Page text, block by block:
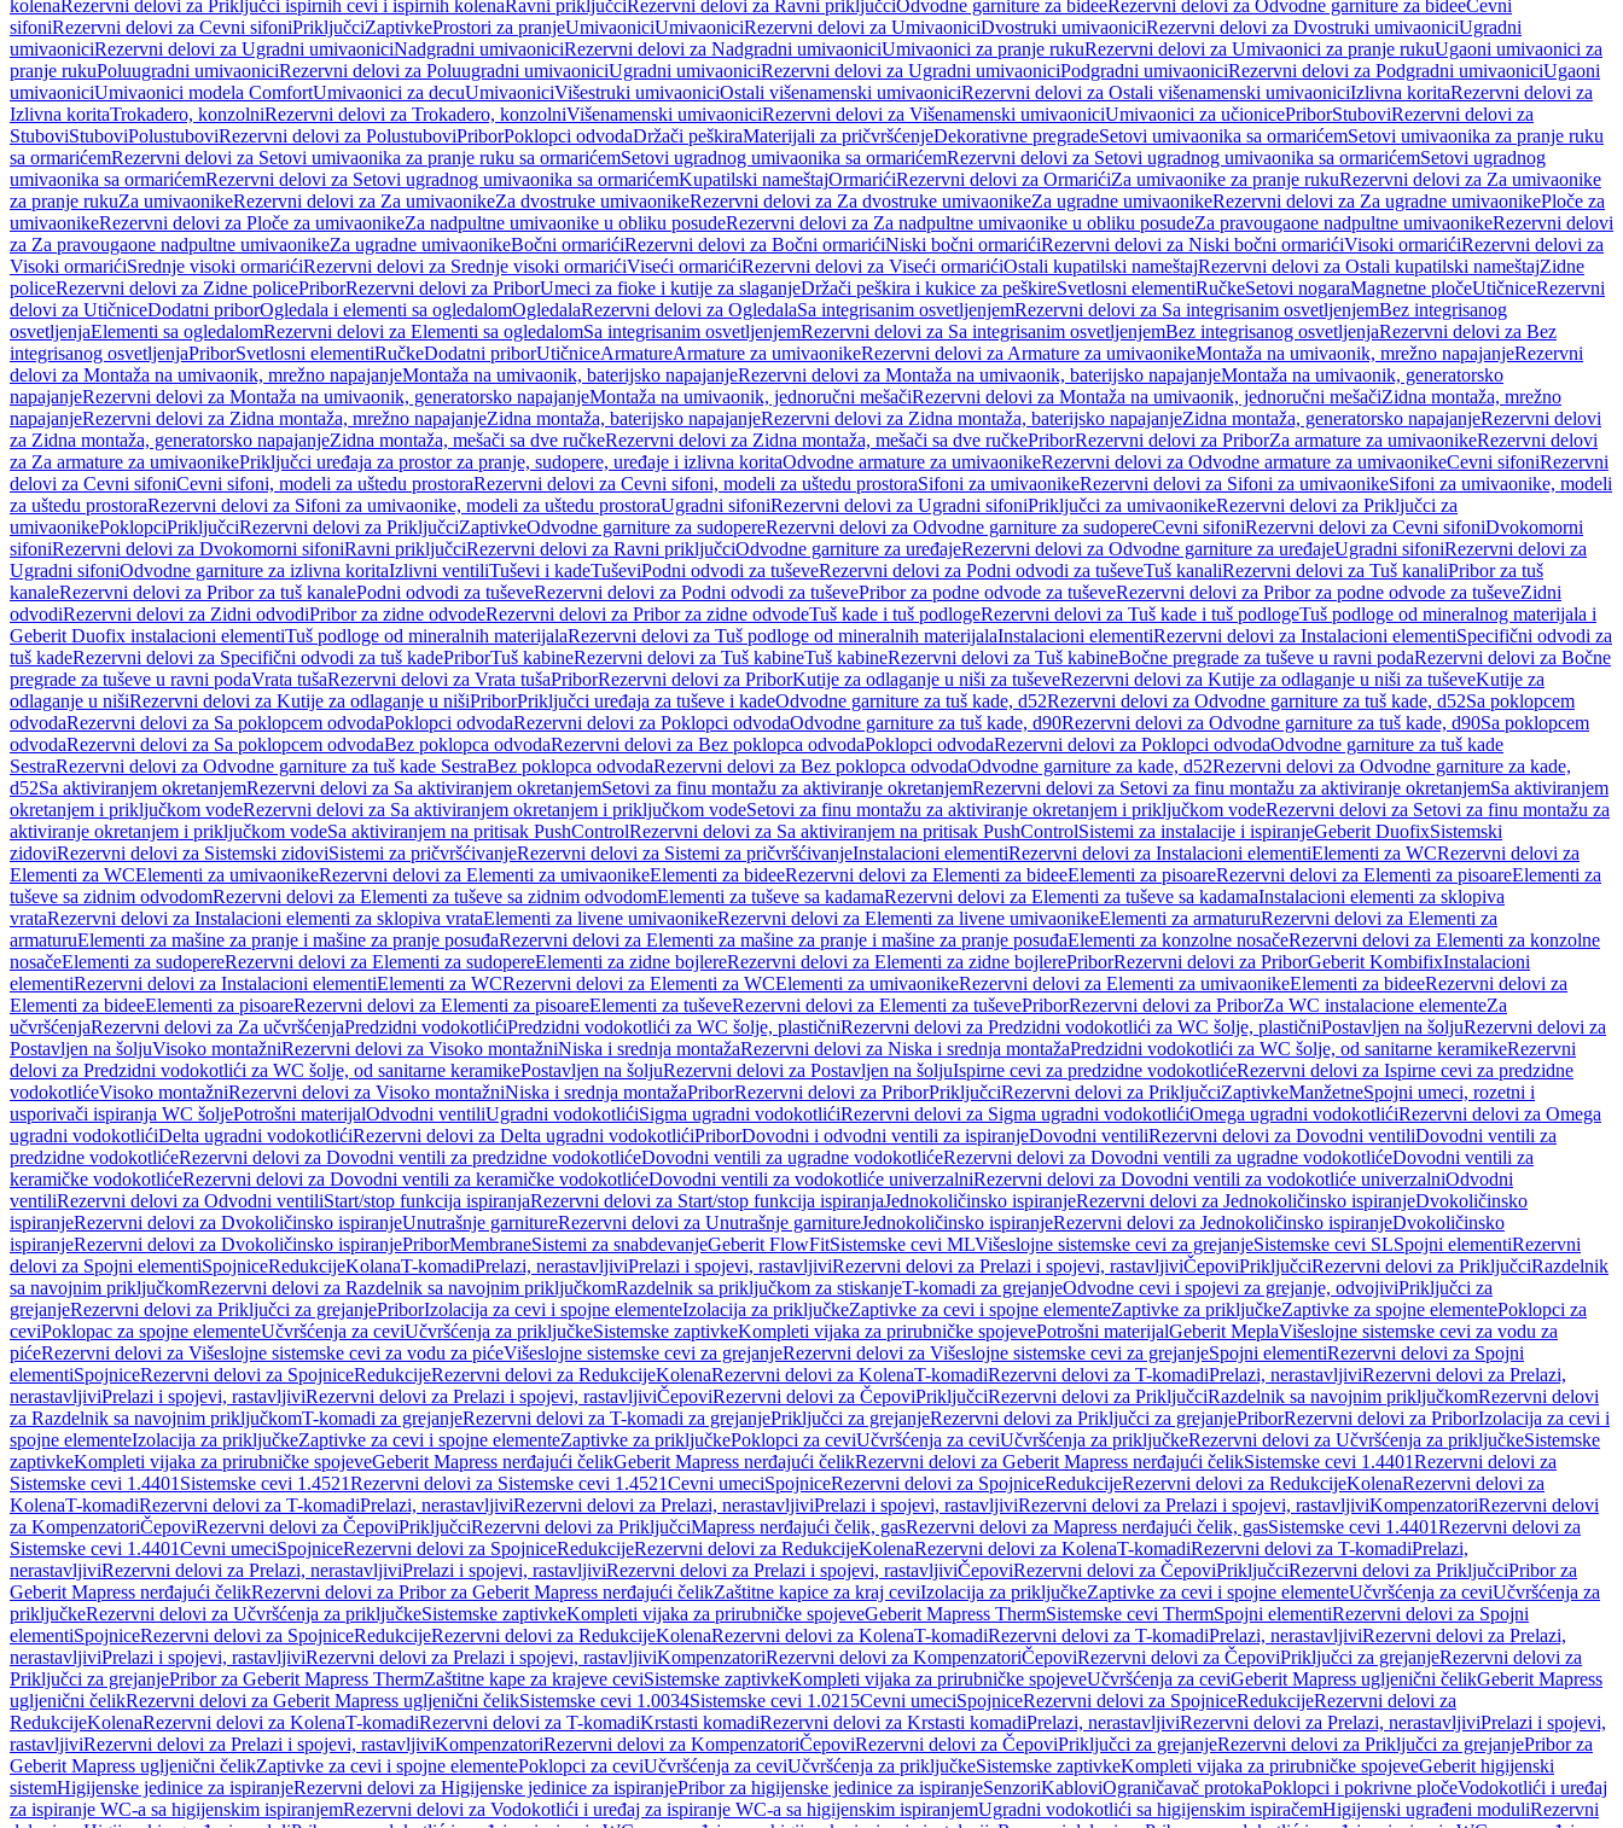
kolenaRezervni delovi za Priključci ispirnih cevi i ispirnih kolenaRavni priključciRezervni delovi za Ravni priključciOdvodne garniture za bideeRezervni delovi za Odvodne garniture za bideeCevni
sifoniRezervni delovi za Cevni sifoniPriključciZaptivkeProstori za pranjeUmivaoniciUmivaoniciRezervni delovi za UmivaoniciDvostruki umivaoniciRezervni delovi za Dvostruki umivaoniciUgradni
umivaoniciRezervni delovi za Ugradni umivaoniciNadgradni umivaoniciRezervni delovi za Nadgradni umivaoniciUmivaonici za pranje rukuRezervni delovi za Umivaonici za pranje rukuUgaoni umivaonici za
pranje rukuPoluugradni umivaoniciRezervni delovi za Poluugradni umivaoniciUgradni umivaoniciRezervni delovi za Ugradni umivaoniciPodgradni umivaoniciRezervni delovi za Podgradni umivaoniciUgaoni
umivaoniciUmivaonici modela ComfortUmivaonici za decuUmivaoniciVišestruki umivaoniciOstali višenamenski umivaoniciRezervni delovi za Ostali višenamenski umivaoniciIzlivna koritaRezervni delovi za
Izlivna koritaTrokadero, konzolniRezervni delovi za Trokadero, konzolniVišenamenski umivaoniciRezervni delovi za Višenamenski umivaoniciUmivaonici za učionicePriborStuboviRezervni delovi za
StuboviStuboviPolustuboviRezervni delovi za PolustuboviPriborPoklopci odvodaDržači peškiraMaterijali za pričvršćenjeDekorativne pregradeSetovi umivaonika sa ormarićemSetovi umivaonika za pranje ruku
sa ormarićemRezervni delovi za Setovi umivaonika za pranje ruku sa ormarićemSetovi ugradnog umivaonika sa ormarićemRezervni delovi za Setovi ugradnog umivaonika sa ormarićemSetovi ugradnog
umivaonika sa ormarićemRezervni delovi za Setovi ugradnog umivaonika sa ormarićemKupatilski nameštajOrmarićiRezervni delovi za OrmarićiZa umivaonike za pranje rukuRezervni delovi za Za umivaonike
za pranje rukuZa umivaonikeRezervni delovi za Za umivaonikeZa dvostruke umivaonikeRezervni delovi za Za dvostruke umivaonikeZa ugradne umivaonikeRezervni delovi za Za ugradne umivaonikePloče za
umivaonikeRezervni delovi za Ploče za umivaonikeZa nadpultne umivaonike u obliku posudeRezervni delovi za Za nadpultne umivaonike u obliku posudeZa pravougaone nadpultne umivaonikeRezervni delovi
za Za pravougaone nadpultne umivaonikeZa ugradne umivaonikeBočni ormarićiRezervni delovi za Bočni ormarićiNiski bočni ormarićiRezervni delovi za Niski bočni ormarićiVisoki ormarićiRezervni delovi za
Visoki ormarićiSrednje visoki ormarićiRezervni delovi za Srednje visoki ormarićiViseći ormarićiRezervni delovi za Viseći ormarićiOstali kupatilski nameštajRezervni delovi za Ostali kupatilski nameštajZidne
policeRezervni delovi za Zidne policePriborRezervni delovi za PriborUmeci za fioke i kutije za slaganjeDržači peškira i kukice za peškireSvetlosni elementiRučkeSetovi nogaraMagnetne pločeUtičniceRezervni
delovi za UtičniceDodatni priborOgledala i elementi sa ogledalomOgledalaRezervni delovi za OgledalaSa integrisanim osvetljenjemRezervni delovi za Sa integrisanim osvetljenjemBez integrisanog
osvetljenjaElementi sa ogledalomRezervni delovi za Elementi sa ogledalomSa integrisanim osvetljenjemRezervni delovi za Sa integrisanim osvetljenjemBez integrisanog osvetljenjaRezervni delovi za Bez
integrisanog osvetljenjaPriborSvetlosni elementiRučkeDodatni priborUtičniceArmatureArmature za umivaonikeRezervni delovi za Armature za umivaonikeMontaža na umivaonik, mrežno napajanjeRezervni
delovi za Montaža na umivaonik, mrežno napajanjeMontaža na umivaonik, baterijsko napajanjeRezervni delovi za Montaža na umivaonik, baterijsko napajanjeMontaža na umivaonik, generatorsko
napajanjeRezervni delovi za Montaža na umivaonik, generatorsko napajanjeMontaža na umivaonik, jednoručni mešačiRezervni delovi za Montaža na umivaonik, jednoručni mešačiZidna montaža, mrežno
napajanjeRezervni delovi za Zidna montaža, mrežno napajanjeZidna montaža, baterijsko napajanjeRezervni delovi za Zidna montaža, baterijsko napajanjeZidna montaža, generatorsko napajanjeRezervni delovi
za Zidna montaža, generatorsko napajanjeZidna montaža, mešači sa dve ručkeRezervni delovi za Zidna montaža, mešači sa dve ručkePriborRezervni delovi za PriborZa armature za umivaonikeRezervni delovi
za Za armature za umivaonikePriključci uređaja za prostor za pranje, sudopere, uređaje i izlivna koritaOdvodne armature za umivaonikeRezervni delovi za Odvodne armature za umivaonikeCevni sifoniRezervni
delovi za Cevni sifoniCevni sifoni, modeli za uštedu prostoraRezervni delovi za Cevni sifoni, modeli za uštedu prostoraSifoni za umivaonikeRezervni delovi za Sifoni za umivaonikeSifoni za umivaonike, modeli
za uštedu prostoraRezervni delovi za Sifoni za umivaonike, modeli za uštedu prostoraUgradni sifoniRezervni delovi za Ugradni sifoniPriključci za umivaonikeRezervni delovi za Priključci za
umivaonikePoklopciPriključciRezervni delovi za PriključciZaptivkeOdvodne garniture za sudopereRezervni delovi za Odvodne garniture za sudopereCevni sifoniRezervni delovi za Cevni sifoniDvokomorni
sifoniRezervni delovi za Dvokomorni sifoniRavni priključciRezervni delovi za Ravni priključciOdvodne garniture za uređajeRezervni delovi za Odvodne garniture za uređajeUgradni sifoniRezervni delovi za
Ugradni sifoniOdvodne garniture za izlivna koritaIzlivni ventiliTuševi i kadeTuševiPodni odvodi za tuševeRezervni delovi za Podni odvodi za tuševeTuš kanaliRezervni delovi za Tuš kanaliPribor za tuš
kanaleRezervni delovi za Pribor za tuš kanalePodni odvodi za tuševeRezervni delovi za Podni odvodi za tuševePribor za podne odvode za tuševeRezervni delovi za Pribor za podne odvode za tuševeZidni
odvodiRezervni delovi za Zidni odvodiPribor za zidne odvodeRezervni delovi za Pribor za zidne odvodeTuš kade i tuš podlogeRezervni delovi za Tuš kade i tuš podlogeTuš podloge od mineralnog materijala i
Geberit Duofix instalacioni elementiTuš podloge od mineralnih materijalaRezervni delovi za Tuš podloge od mineralnih materijalaInstalacioni elementiRezervni delovi za Instalacioni elementiSpecifični odvodi za
tuš kadeRezervni delovi za Specifični odvodi za tuš kadePriborTuš kabineRezervni delovi za Tuš kabineTuš kabineRezervni delovi za Tuš kabineBočne pregrade za tuševe u ravni podaRezervni delovi za Bočne
pregrade za tuševe u ravni podaVrata tušaRezervni delovi za Vrata tušaPriborRezervni delovi za PriborKutije za odlaganje u niši za tuševeRezervni delovi za Kutije za odlaganje u niši za tuševeKutije za
odlaganje u nišiRezervni delovi za Kutije za odlaganje u nišiPriborPriključci uređaja za tuševe i kadeOdvodne garniture za tuš kade, d52Rezervni delovi za Odvodne garniture za tuš kade, d52Sa poklopcem
odvodaRezervni delovi za Sa poklopcem odvodaPoklopci odvodaRezervni delovi za Poklopci odvodaOdvodne garniture za tuš kade, d90Rezervni delovi za Odvodne garniture za tuš kade, d90Sa poklopcem
odvodaRezervni delovi za Sa poklopcem odvodaBez poklopca odvodaRezervni delovi za Bez poklopca odvodaPoklopci odvodaRezervni delovi za Poklopci odvodaOdvodne garniture za tuš kade
SestraRezervni delovi za Odvodne garniture za tuš kade SestraBez poklopca odvodaRezervni delovi za Bez poklopca odvodaOdvodne garniture za kade, d52Rezervni delovi za Odvodne garniture za kade,
d52Sa aktiviranjem okretanjemRezervni delovi za Sa aktiviranjem okretanjemSetovi za finu montažu za aktiviranje okretanjemRezervni delovi za Setovi za finu montažu za aktiviranje okretanjemSa aktiviranjem
okretanjem i priključkom vodeRezervni delovi za Sa aktiviranjem okretanjem i priključkom vodeSetovi za finu montažu za aktiviranje okretanjem i priključkom vodeRezervni delovi za Setovi za finu montažu za
aktiviranje okretanjem i priključkom vodeSa aktiviranjem na pritisak PushControlRezervni delovi za Sa aktiviranjem na pritisak PushControlSistemi za instalacije i ispiranjeGeberit DuofixSistemski
zidoviRezervni delovi za Sistemski zidoviSistemi za pričvršćivanjeRezervni delovi za Sistemi za pričvršćivanjeInstalacioni elementiRezervni delovi za Instalacioni elementiElementi za WCRezervni delovi za
Elementi za WCElementi za umivaonikeRezervni delovi za Elementi za umivaonikeElementi za bideeRezervni delovi za Elementi za bideeElementi za pisoareRezervni delovi za Elementi za pisoareElementi za
tuševe sa zidnim odvodomRezervni delovi za Elementi za tuševe sa zidnim odvodomElementi za tuševe sa kadamaRezervni delovi za Elementi za tuševe sa kadamaInstalacioni elementi za sklopiva
vrataRezervni delovi za Instalacioni elementi za sklopiva vrataElementi za livene umivaonikeRezervni delovi za Elementi za livene umivaonikeElementi za armaturuRezervni delovi za Elementi za
armaturuElementi za mašine za pranje i mašine za pranje posuđaRezervni delovi za Elementi za mašine za pranje i mašine za pranje posuđaElementi za konzolne nosačeRezervni delovi za Elementi za konzolne
nosačeElementi za sudopereRezervni delovi za Elementi za sudopereElementi za zidne bojlereRezervni delovi za Elementi za zidne bojlerePriborRezervni delovi za PriborGeberit KombifixInstalacioni
elementiRezervni delovi za Instalacioni elementiElementi za WCRezervni delovi za Elementi za WCElementi za umivaonikeRezervni delovi za Elementi za umivaonikeElementi za bideeRezervni delovi za
Elementi za bideeElementi za pisoareRezervni delovi za Elementi za pisoareElementi za tuševeRezervni delovi za Elementi za tuševePriborRezervni delovi za PriborZa WC instalacione elementeZa
učvršćenjaRezervni delovi za Za učvršćenjaPredzidni vodokotlićiPredzidni vodokotlići za WC šolje, plastičniRezervni delovi za Predzidni vodokotlići za WC šolje, plastičniPostavljen na šoljuRezervni delovi za
Postavljen na šoljuVisoko montažniRezervni delovi za Visoko montažniNiska i srednja montažaRezervni delovi za Niska i srednja montažaPredzidni vodokotlići za WC šolje, od sanitarne keramikeRezervni
delovi za Predzidni vodokotlići za WC šolje, od sanitarne keramikePostavljen na šoljuRezervni delovi za Postavljen na šoljuIspirne cevi za predzidne vodokotlićeRezervni delovi za Ispirne cevi za predzidne
vodokotlićeVisoko montažniRezervni delovi za Visoko montažniNiska i srednja montažaPriborRezervni delovi za PriborPriključciRezervni delovi za PriključciZaptivkeManžetneSpojni umeci, rozetni i
usporivači ispiranja WC šoljePotrošni materijalOdvodni ventiliUgradni vodokotlićiSigma ugradni vodokotlićiRezervni delovi za Sigma ugradni vodokotlićiOmega ugradni vodokotlićiRezervni delovi za Omega
ugradni vodokotlićiDelta ugradni vodokotlićiRezervni delovi za Delta ugradni vodokotlićiPriborDovodni i odvodni ventili za ispiranjeDovodni ventiliRezervni delovi za Dovodni ventiliDovodni ventili za
predzidne vodokotlićeRezervni delovi za Dovodni ventili za predzidne vodokotlićeDovodni ventili za ugradne vodokotlićeRezervni delovi za Dovodni ventili za ugradne vodokotlićeDovodni ventili za
keramičke vodokotlićeRezervni delovi za Dovodni ventili za keramičke vodokotlićeDovodni ventili za vodokotliće univerzalniRezervni delovi za Dovodni ventili za vodokotliće univerzalniOdvodni
ventiliRezervni delovi za Odvodni ventiliStart/stop funkcija ispiranjaRezervni delovi za Start/stop funkcija ispiranjaJednokoličinsko ispiranjeRezervni delovi za Jednokoličinsko ispiranjeDvokoličinsko
ispiranjeRezervni delovi za Dvokoličinsko ispiranjeUnutrašnje garnitureRezervni delovi za Unutrašnje garnitureJednokoličinsko ispiranjeRezervni delovi za Jednokoličinsko ispiranjeDvokoličinsko
ispiranjeRezervni delovi za Dvokoličinsko ispiranjePriborMembraneSistemi za snabdevanjeGeberit FlowFitSistemske cevi MLVišeslojne sistemske cevi za grejanjeSistemske cevi SLSpojni elementiRezervni
delovi za Spojni elementiSpojniceRedukcijeKolanaT-komadiPrelazi, nerastavljiviPrelazi i spojevi, rastavljiviRezervni delovi za Prelazi i spojevi, rastavljiviČepoviPriključciRezervni delovi za PriključciRazdelnik
sa navojnim priključkomRezervni delovi za Razdelnik sa navojnim priključkomRazdelnik sa priključkom za stiskanjeT-komadi za grejanjeOdvodne cevi i spojevi za grejanje, odvojiviPriključci za
grejanjeRezervni delovi za Priključci za grejanjePriborIzolacija za cevi i spojne elementeIzolacija za priključkeZaptivke za cevi i spojne elementeZaptivke za priključkeZaptivke za spojne elementePoklopci za
ceviPoklopac za spojne elementeUčvršćenja za ceviUčvršćenja za priključkeSistemske zaptivkeKompleti vijaka za prirubničke spojevePotrošni materijalGeberit MeplaVišeslojne sistemske cevi za vodu za
pićeRezervni delovi za Višeslojne sistemske cevi za vodu za pićeVišeslojne sistemske cevi za grejanjeRezervni delovi za Višeslojne sistemske cevi za grejanjeSpojni elementiRezervni delovi za Spojni
elementiSpojniceRezervni delovi za SpojniceRedukcijeRezervni delovi za RedukcijeKolenaRezervni delovi za KolenaT-komadiRezervni delovi za T-komadiPrelazi, nerastavljiviRezervni delovi za Prelazi,
nerastavljiviPrelazi i spojevi, rastavljiviRezervni delovi za Prelazi i spojevi, rastavljiviČepoviRezervni delovi za ČepoviPriključciRezervni delovi za PriključciRazdelnik sa navojnim priključkomRezervni delovi
za Razdelnik sa navojnim priključkomT-komadi za grejanjeRezervni delovi za T-komadi za grejanjePriključci za grejanjeRezervni delovi za Priključci za grejanjePriborRezervni delovi za PriborIzolacija za cevi i
spojne elementeIzolacija za priključkeZaptivke za cevi i spojne elementeZaptivke za priključkePoklopci za ceviUčvršćenja za ceviUčvršćenja za priključkeRezervni delovi za Učvršćenja za priključkeSistemske
zaptivkeKompleti vijaka za prirubničke spojeveGeberit Mapress nerđajući čelikGeberit Mapress nerđajući čelikRezervni delovi za Geberit Mapress nerđajući čelikSistemske cevi 1.4401Rezervni delovi za
Sistemske cevi 1.4401 Sistemske cevi 1.4521Rezervni delovi za Sistemske cevi 1.4521Cevni umeciSpojniceRezervni delovi za SpojniceRedukcijeRezervni delovi za RedukcijeKolenaRezervni delovi za
KolenaT-komadiRezervni delovi za T-komadiPrelazi, nerastavljiviRezervni delovi za Prelazi, nerastavljiviPrelazi i spojevi, rastavljiviRezervni delovi za Prelazi i spojevi, rastavljiviKompenzatoriRezervni delovi
za KompenzatoriČepoviRezervni delovi za ČepoviPriključciRezervni delovi za PriključciMapress nerđajući čelik, gasRezervni delovi za Mapress nerđajući čelik, gasSistemske cevi 1.4401Rezervni delovi za
Sistemske cevi 1.4401Cevni umeciSpojniceRezervni delovi za SpojniceRedukcijeRezervni delovi za RedukcijeKolenaRezervni delovi za KolenaT-komadiRezervni delovi za T-komadiPrelazi,
nerastavljiviRezervni delovi za Prelazi, nerastavljiviPrelazi i spojevi, rastavljiviRezervni delovi za Prelazi i spojevi, rastavljiviČepoviRezervni delovi za ČepoviPriključciRezervni delovi za PriključciPribor za
Geberit Mapress nerđajući čelikRezervni delovi za Pribor za Geberit Mapress nerđajući čelikZaštitne kapice za kraj ceviIzolacija za priključkeZaptivke za cevi i spojne elementeUčvršćenja za ceviUčvršćenja za
priključkeRezervni delovi za Učvršćenja za priključkeSistemske zaptivkeKompleti vijaka za prirubničke spojeveGeberit Mapress ThermSistemske cevi ThermSpojni elementiRezervni delovi za Spojni
elementiSpojniceRezervni delovi za SpojniceRedukcijeRezervni delovi za RedukcijeKolenaRezervni delovi za KolenaT-komadiRezervni delovi za T-komadiPrelazi, nerastavljiviRezervni delovi za Prelazi,
nerastavljiviPrelazi i spojevi, rastavljiviRezervni delovi za Prelazi i spojevi, rastavljiviKompenzatoriRezervni delovi za KompenzatoriČepoviRezervni delovi za ČepoviPriključci za grejanjeRezervni delovi za
Priključci za grejanjePribor za Geberit Mapress ThermZaštitne kape za krajeve ceviSistemske zaptivkeKompleti vijaka za prirubničke spojeveUčvršćenja za ceviGeberit Mapress ugljenični čelikGeberit Mapress
ugljenični čelikRezervni delovi za Geberit Mapress ugljenični čelikSistemske cevi 1.0034Sistemske cevi 1.0215Cevni umeciSpojniceRezervni delovi za SpojniceRedukcijeRezervni delovi za
RedukcijeKolenaRezervni delovi za KolenaT-komadiRezervni delovi za T-komadiKrstasti komadiRezervni delovi za Krstasti komadiPrelazi, nerastavljiviRezervni delovi za Prelazi, nerastavljiviPrelazi i spojevi,
rastavljiviRezervni delovi za Prelazi i spojevi, rastavljiviKompenzatoriRezervni delovi za KompenzatoriČepoviRezervni delovi za ČepoviPriključci za grejanjeRezervni delovi za Priključci za grejanjePribor za
Geberit Mapress ugljenični čelikZaptivke za cevi i spojne elementePoklopci za ceviUčvršćenja za ceviUčvršćenja za priključkeSistemske zaptivkeKompleti vijaka za prirubničke spojeveGeberit higijenski
sistemHigijenske jedinice za ispiranjeRezervni delovi za Higijenske jedinice za ispiranjePribor za higijenske jedinice za ispiranjeSenzoriKabloviOgraničavač protokaPoklopci i pokrivne pločeVodokotlići i uređaj
za ispiranje WC-a sa higijenskim ispiranjemRezervni delovi za Vodokotlići i uređaj za ispiranje WC-a sa higijenskim ispiranjemUgradni vodokotlići sa higijenskim ispiračemHigijenski ugrađeni moduliRezervni